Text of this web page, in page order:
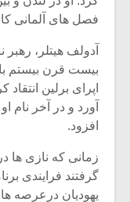
فصل های آلمانی
آدولف هیتلر،
بیست قرن بیستم
اپرای برلین انتقاد
آورد و در آخر نام
افزود.
گرفتند فرایندی
یهودیان درعرصه